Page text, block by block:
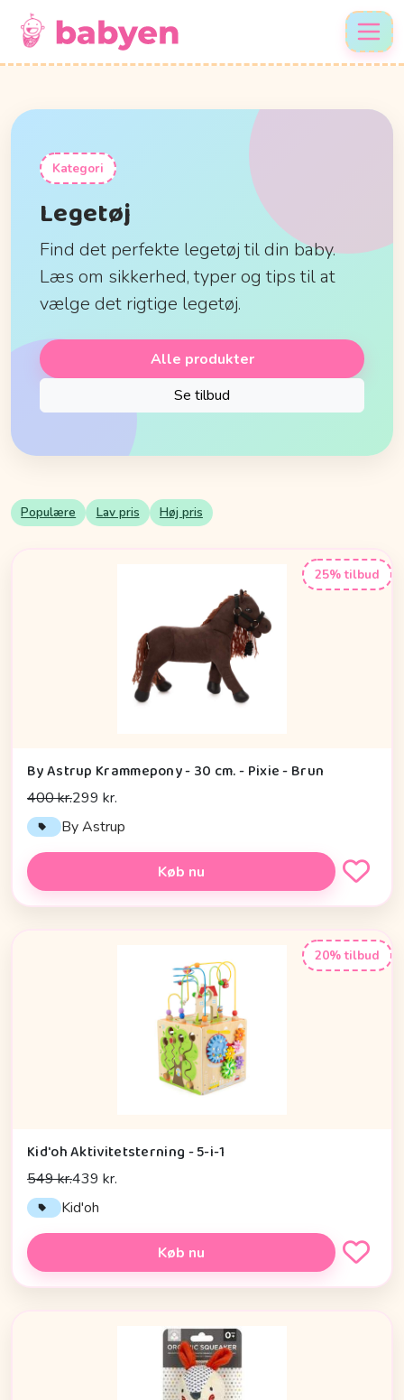
Kategori
Legetøj
Find det perfekte legetøj til din baby.
Læs om sikkerhed, typer og tips til at
vælge det rigtige legetøj.
Alle produkter
Se tilbud
Populære Lav pris Høj pris
25% tilbud
By Astrup Krammepony - 30 cm. - Pixie - Brun
400 kr.299 kr.
By Astrup
Køb nu
20% tilbud
Kid'oh Aktivitetsterning - 5-i-1
549 kr.439 kr.
Kid'oh
Køb nu